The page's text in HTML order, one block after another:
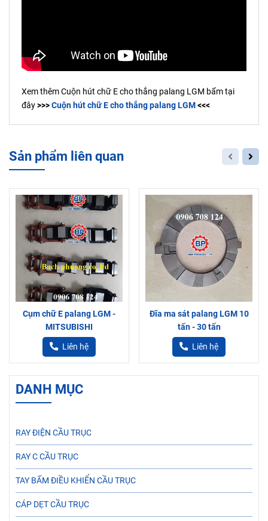
Xem thêm Cuộn hút chữ E cho thắng palang LGM bấm tại
đây>>>Cuộn hút chữ E cho thắng palang LGM<<<
Sản phẩm liên quan
Cụm chữ E palang LGM -
MITSUBISHI
Liên hệ
Đĩa ma sát palang LGM 10
tấn - 30 tấn
Liên hệ
DANH MỤC
RAY ĐIỆN CẦU TRỤC
RAY C CẦU TRỤC
TAY BẤM ĐIỀU KHIỂN CẦU TRỤC
CÁP DẸT CẦU TRỤC